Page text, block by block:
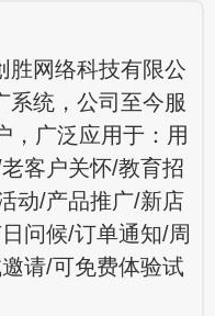
胜网络科技有限公
系统，公司至今服
，广泛应用于：用
客户关怀/教育招
动/产品推广/新店
问候/订单通知/周
请/可免费体验试